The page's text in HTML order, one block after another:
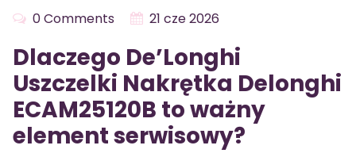
0 Comments 21 cze 2026
Dlaczego De’Longhi
Uszczelki Nakrętka Delonghi
ECAM25120B to ważny
element serwisowy?